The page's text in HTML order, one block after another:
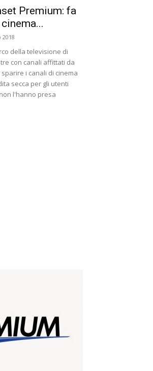
Premium: fa
2018
della televisione di
con canali affittati da
i canali di cinema
secca per gli utenti
l'hanno presa